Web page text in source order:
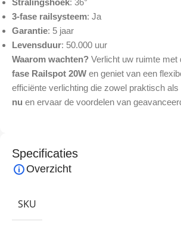
Stralingshoek: 36°
3-fase railsysteem: Ja
Garantie: 5 jaar
Levensduur: 50.000 uur
Waarom wachten? Verlicht uw ruimte met
fase Railspot 20W en geniet van een
efficiënte verlichting die zowel praktisch als
nu en ervaar de voordelen van
Specificaties
Overzicht
SKU